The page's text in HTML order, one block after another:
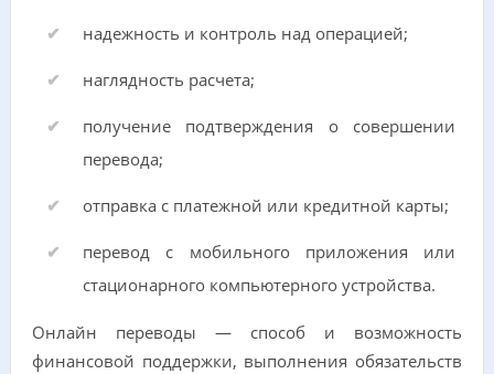
надежность и контроль над операцией;
наглядность расчета;
получение подтверждения о совершении
перевода;
отправка с платежной или кредитной карты;
перевод с мобильного приложения или
стационарного компьютерного устройства.
Онлайн переводы — способ и возможность
финансовой поддержки, выполнения обязательств